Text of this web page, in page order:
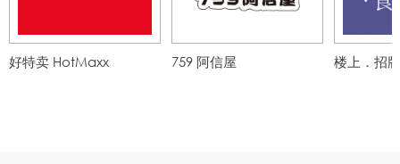
好特卖 HotMaxx 759 阿信屋 楼上．招